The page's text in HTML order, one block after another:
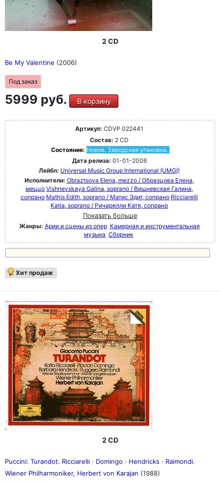
2 CD
Be My Valentine (2006)
Под заказ
5999 руб. В корзину
Артикул: CDVP 022441
Состав: 2 CD
Состояние: Новое. Заводская упаковка.
Дата релиза: 01-01-2006
Лейбл: Universal Music Group International (UMGI)
Исполнители: Obraztsova Elena, mezzo / Образцова Елена,
меццо Vishnevskaya Galina, soprano / Вишневская Галина,
сопрано Mathis Edith, soprano / Матис Эдит, сопрано Ricciarelli
Katia, soprano / Ричарелли Катя, сопрано
Показать больше
Жанры: Арии и сцены из опер Камерная и инструментальная
музыка Сборник
Хит продаж
2 CD
Puccini: Turandot. Ricciarelli · Domingo · Hendricks · Raimondi.
Wiener Philharmoniker, Herbert von Karajan (1988)